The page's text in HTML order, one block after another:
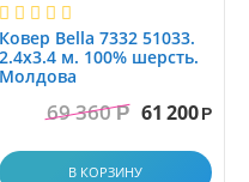
Ковер Bella 7332 51033.
2.4x3.4 м. 100% шерсть.
Молдова
69 360 Р 61 200 Р
В КОРЗИНУ